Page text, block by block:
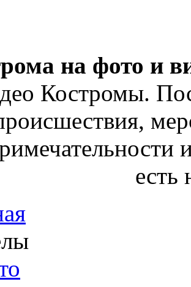
на фото и
Костромы.
есть